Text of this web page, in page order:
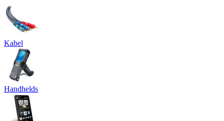
Kabel
Handhelds